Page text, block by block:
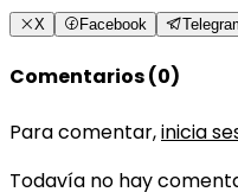
X Facebook
Comentarios (0)
Para comentar,inicia
Todavía no hay